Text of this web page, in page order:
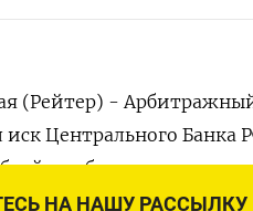
НА НАШУ РАССЫЛКУ
(Рейтер) -
Центрального Банка
​сообщили